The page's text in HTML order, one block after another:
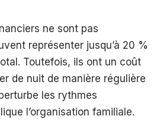
ne sont pas
représenter jusqu’à 20 %
Toutefois, ils ont un coût
de nuit de manière régulière
les rythmes
l’organisation familiale.